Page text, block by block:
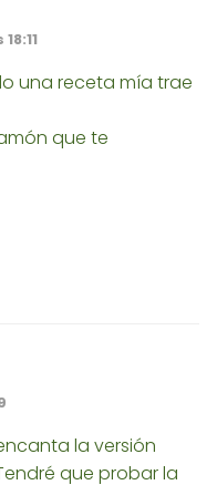
una receta mía trae
que te
la versión
que probar la